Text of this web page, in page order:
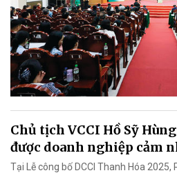
Chủ tịch VCCI Hồ Sỹ
được doanh nghiệp cảm
Tại Lễ công bố DCCI Thanh Hóa 2025,